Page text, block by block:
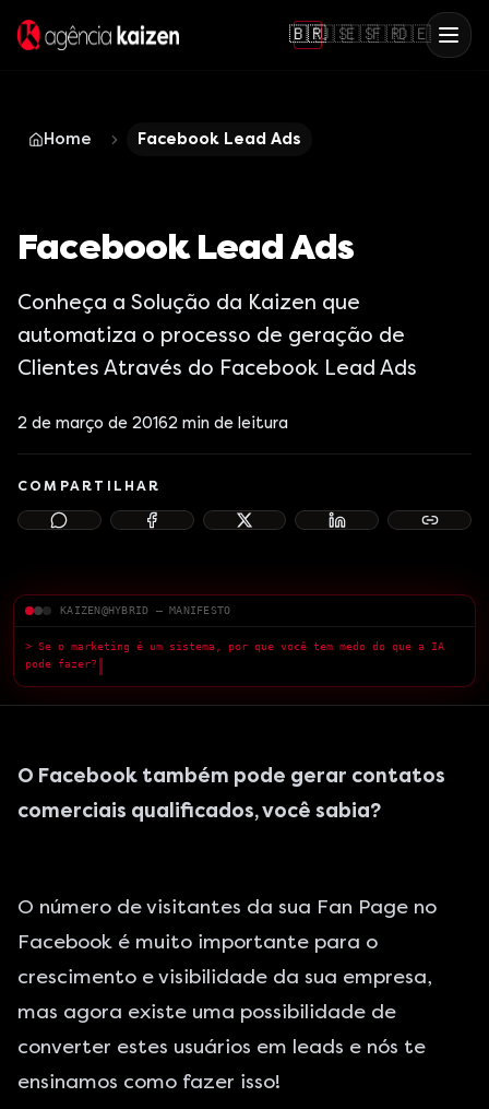
🇧🇷🇺🇸🇪🇸🇫🇷🇩🇪
Home Facebook Lead Ads
Facebook Lead Ads
Conheça a Solução da Kaizen que
automatiza o processo de geração de
Clientes Através do Facebook Lead Ads
2 de março de 20162 min de leitura
COMPARTILHAR
KAIZEN@HYBRID — MANIFESTO
> Se o marketing é um sistema, por que você tem medo do que a IA
pode fazer?
O Facebook também pode gerar contatos
comerciais qualificados, você sabia?
O número de visitantes da sua Fan Page no
Facebook é muito importante para o
crescimento e visibilidade da sua empresa,
mas agora existe uma possibilidade de
converter estes usuários em leads e nós te
ensinamos como fazer isso!